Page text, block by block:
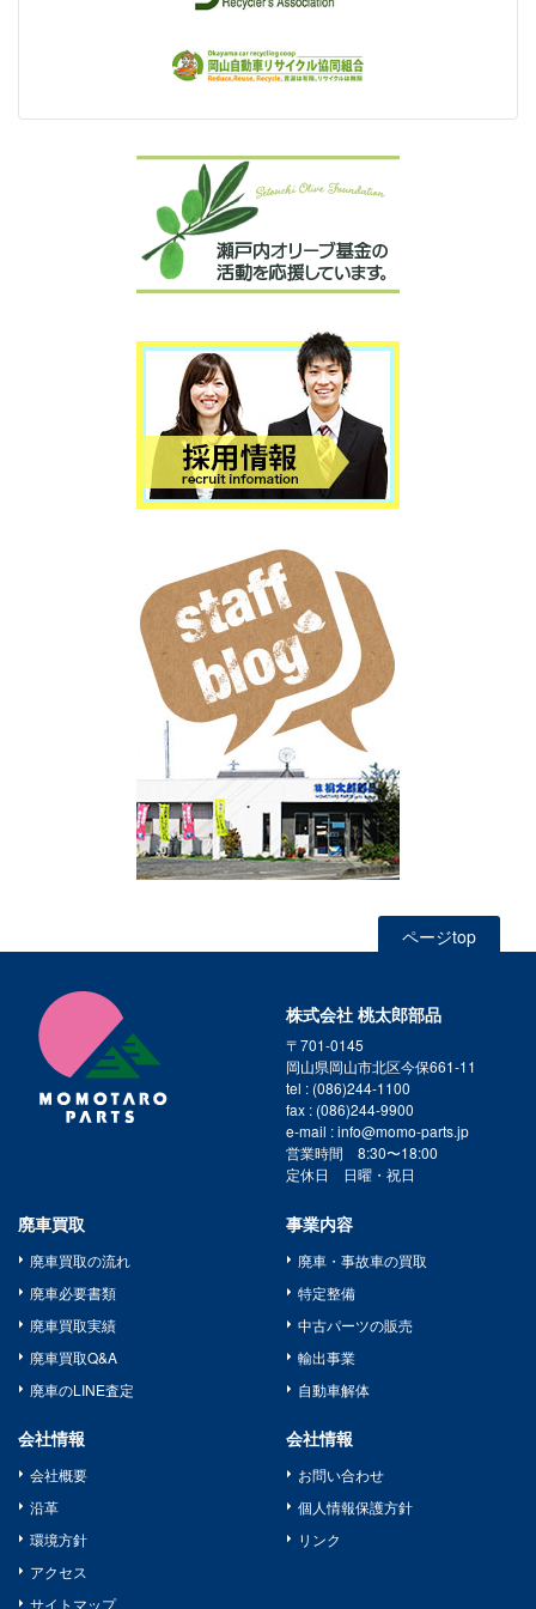
ページtop
株式会社 桃太郎部品
〒701-0145
岡山県岡山市北区今保661-11
tel : (086)244-1100
fax : (086)244-9900
e-mail : info@momo-parts.jp
営業時間 8:30〜18:00
定休日 日曜・祝日
廃車買取
廃車買取の流れ
廃車必要書類
廃車買取実績
廃車買取Q&A
廃車のLINE査定
事業内容
廃車・事故車の買取
特定整備
中古パーツの販売
輸出事業
自動車解体
会社情報
会社概要
沿革
環境方針
アクセス
サイトマップ
会社情報
お問い合わせ
個人情報保護方針
リンク